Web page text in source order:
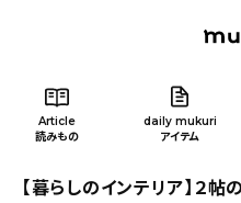
Article
読みもの
daily mukuri
アイテム
【暮らしのインテリア】２